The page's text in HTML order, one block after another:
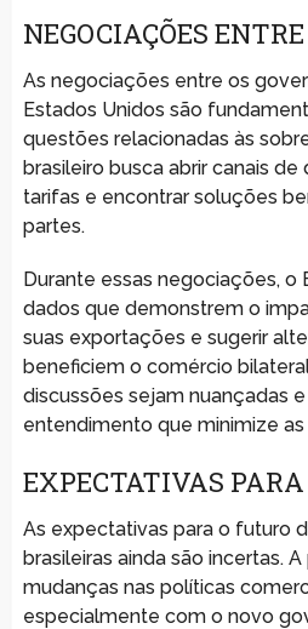
NEGOCIAÇÕES
As negociações entre os
Estados Unidos são
questões relacionadas às
brasileiro busca abrir canais de
tarifas e encontrar soluções
partes.
Durante essas negociações, o
dados que demonstrem o
suas exportações e sugerir
beneficiem o comércio
discussões sejam nuançadas
entendimento que minimize as
EXPECTATIVAS
As expectativas para o futuro
brasileiras ainda são incertas.
mudanças nas políticas
especialmente com o novo